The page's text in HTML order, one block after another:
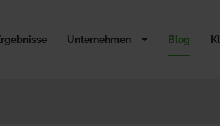
Unternehmen Blog